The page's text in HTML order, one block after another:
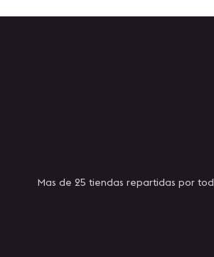
Mas de 25 tiendas repartidas por